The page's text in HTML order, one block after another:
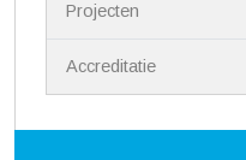
Projecten
Accreditatie